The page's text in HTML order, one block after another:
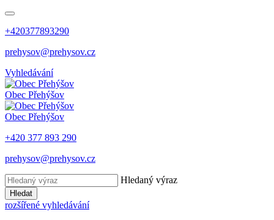
+420377893290
prehysov@prehysov.cz
Vyhledávání
Obec Přehýšov
Obec Přehýšov
+420 377 893 290
prehysov@prehysov.cz
Hledaný výraz
Hledat
rozšířené vyhledávání